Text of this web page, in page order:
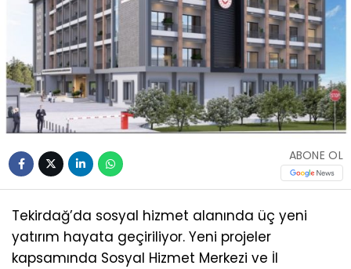
ABONE OL
Tekirdağ’da sosyal hizmet alanında üç yeni
yatırım hayata geçiriliyor. Yeni projeler
kapsamında Sosyal Hizmet Merkezi ve İl